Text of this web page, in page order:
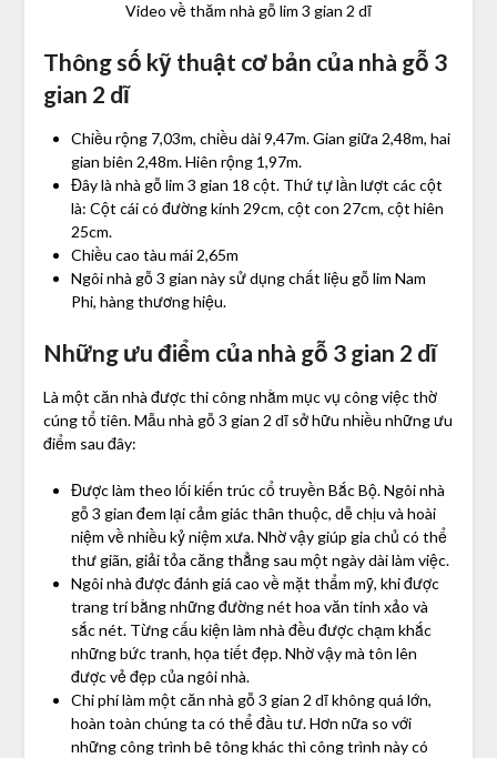
Video về thăm nhà gỗ lim 3 gian 2 dĩ
Thông số kỹ thuật cơ bản của nhà gỗ 3
gian 2 dĩ
Chiều rộng 7,03m, chiều dài 9,47m. Gian giữa 2,48m, hai
gian biên 2,48m. Hiên rộng 1,97m.
Đây là nhà gỗ lim 3 gian 18 cột. Thứ tự lần lượt các cột
là: Cột cái có đường kính 29cm, cột con 27cm, cột hiên
25cm.
Chiều cao tàu mái 2,65m
Ngôi nhà gỗ 3 gian này sử dụng chất liệu gỗ lim Nam
Phi, hàng thương hiệu.
Những ưu điểm của nhà gỗ 3 gian 2 dĩ
Là một căn nhà được thi công nhằm mục vụ công việc thờ
cúng tổ tiên. Mẫu nhà gỗ 3 gian 2 dĩ sở hữu nhiều những ưu
điểm sau đây:
Được làm theo lối kiến trúc cổ truyền Bắc Bộ. Ngôi nhà
gỗ 3 gian đem lại cảm giác thân thuộc, dễ chịu và hoài
niệm về nhiều kỷ niệm xưa. Nhờ vậy giúp gia chủ có thể
thư giãn, giải tỏa căng thẳng sau một ngày dài làm việc.
Ngôi nhà được đánh giá cao về mặt thẩm mỹ, khi được
trang trí bằng những đường nét hoa văn tinh xảo và
sắc nét. Từng cấu kiện làm nhà đều được chạm khắc
những bức tranh, họa tiết đẹp. Nhờ vậy mà tôn lên
được vẻ đẹp của ngôi nhà.
Chi phí làm một căn nhà gỗ 3 gian 2 dĩ không quá lớn,
hoàn toàn chúng ta có thể đầu tư. Hơn nữa so với
những công trình bê tông khác thì công trình này có